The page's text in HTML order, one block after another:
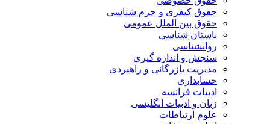
حقوق کیفری و جرم شناسی
حقوق بین الملل عمومی
باستان شناسی
روانشناسی
سنجش و اندازه گیری
مدیریت بازرگانی و راهبردی
حسابداری
ادبیات فرانسه
زبان و ادبیات انگلیسی
علوم ارتباطات